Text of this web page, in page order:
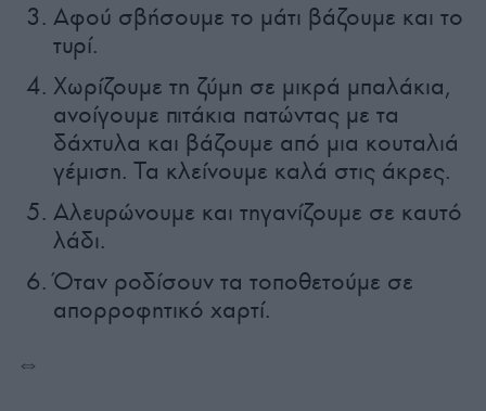
Αφού σβήσουμε το μάτι βάζουμε και το
τυρί.
Χωρίζουμε τη ζύμη σε μικρά μπαλάκια,
ανοίγουμε πιτάκια πατώντας με τα
δάχτυλα και βάζουμε από μια κουταλιά
γέμιση. Τα κλείνουμε καλά στις άκρες.
Αλευρώνουμε και τηγανίζουμε σε καυτό
λάδι.
Όταν ροδίσουν τα τοποθετούμε σε
απορροφητικό χαρτί.
⇔